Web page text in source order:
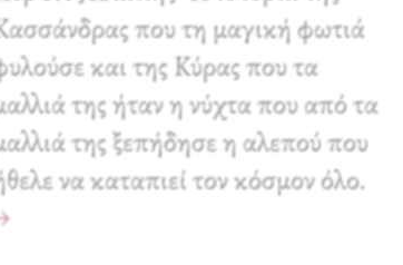
που τη μαγική φωτιά
και της Κύρας που τα
της ήταν η νύχτα που από τα
της ξεπήδησε η αλεπού που
να καταπιεί τον κόσμον όλο.